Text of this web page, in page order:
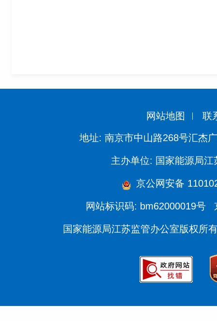
网站地图 联
地址: 南京市中山路268号汇杰
主办单位: 国家能源局江
京公网安备
网站标识码: bm62000019号
国家能源局江苏监管办公室版权所